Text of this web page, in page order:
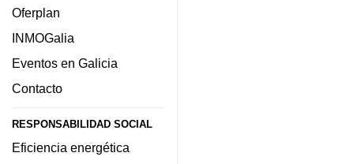
Oferplan
INMOGalia
Eventos en Galicia
Contacto
RESPONSABILIDAD SOCIAL
Eficiencia energética